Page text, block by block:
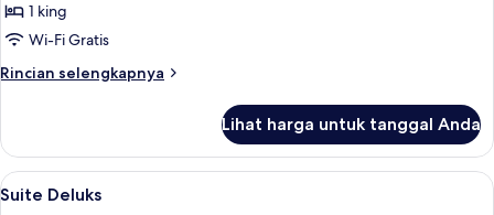
Suite
Junior,
1
Tempat
King
1 king
Wi-Fi Gratis
Rincian selengkapnya
Rincian
Suite
Junior,
1
Lihat harga untuk tanggal Anda
Lihat
semua
Suite Deluks | Seprai premium,
5
Suite Deluks